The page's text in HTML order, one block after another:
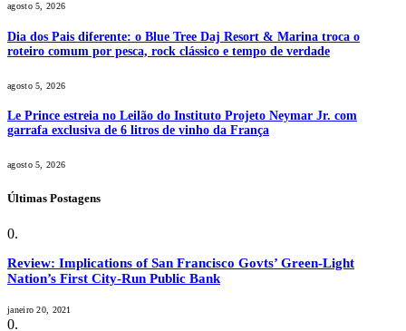
agosto 5, 2026
Dia dos Pais diferente: o Blue Tree Daj Resort & Marina troca o
roteiro comum por pesca, rock clássico e tempo de verdade
agosto 5, 2026
Le Prince estreia no Leilão do Instituto Projeto Neymar Jr. com
garrafa exclusiva de 6 litros de vinho da França
agosto 5, 2026
Últimas Postagens
Review: Implications of San Francisco Govts’ Green-Light
Nation’s First City-Run Public Bank
janeiro 20, 2021